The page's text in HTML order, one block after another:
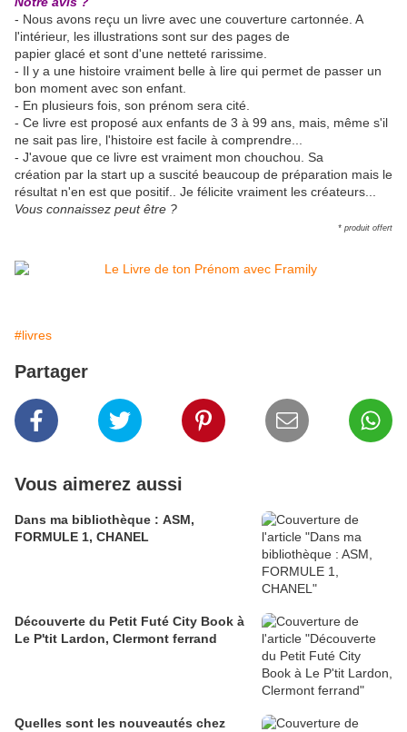
- Nous avons reçu un livre avec une couverture cartonnée. A
l'intérieur, les illustrations sont sur des pages de
papier glacé et sont d'une netteté rarissime.
- Il y a une histoire vraiment belle à lire qui permet de passer un
bon moment avec son enfant.
- En plusieurs fois, son prénom sera cité.
- Ce livre est proposé aux enfants de 3 à 99 ans, mais, même s'il
ne sait pas lire, l'histoire est facile à comprendre...
- J'avoue que ce livre est vraiment mon chouchou. Sa
création par la start up a suscité beaucoup de préparation mais le
résultat n'en est que positif.. Je félicite vraiment les créateurs...
Vous connaissez peut être ?
* produit offert
#livres
Partager
Vous aimerez aussi
Dans ma bibliothèque : ASM,
FORMULE 1, CHANEL
Découverte du Petit Futé City Book à
Le P'tit Lardon, Clermont ferrand
Quelles sont les nouveautés chez